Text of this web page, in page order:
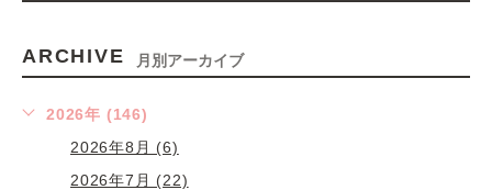
ARCHIVE 月別アーカイブ
2026年 (146)
2026年8月 (6)
2026年7月 (22)